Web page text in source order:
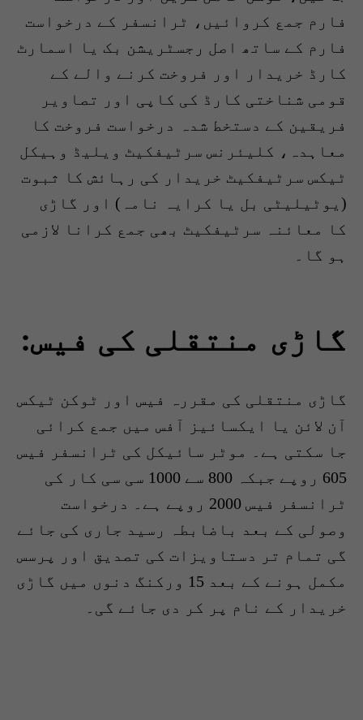
فارم جمع کروائیں، ٹرانسفر کے درخواست
فارم کے ساتھ اصل رجسٹریشن بک یا اسمارٹ
کارڈ خریدار اور فروخت کرنے والے کے
قومی شناختی کارڈ کی کاپی اور تصاویر
فریقین کے دستخط شدہ درخواست فروخت کا
معاہدہ، کلیئرنس سرٹیفکیٹ ویلیڈ وہیکل
ٹیکس سرٹیفکیٹ خریدار کی رہائش کا ثبوت
(یوٹیلیٹی بل یا کرایہ نامہ) اور گاڑی
کا معائنہ سرٹیفکیٹ بھی جمع کرانا لازمی
ہو گا۔
گاڑی منتقلی کی فیس:
گاڑی منتقلی کی مقررہ فیس اور ٹوکن ٹیکس
آن لائن یا ایکسائیز آفس میں جمع کرائی
جا سکتی ہے۔ موٹر سائیکل کی ٹرانسفر فیس
605 روپے جبکہ 800 سے 1000 سی سی کار کی
ٹرانسفر فیس 2000 روپے ہے۔ درخواست
وصولی کے بعد باضابطہ رسید جاری کی جائے
گی تمام تر دستاویزات کی تصدیق اور پرسس
مکمل ہونے کے بعد 15 ورکنگ دنوں میں گاڑی
خریدار کے نام پر کر دی جائے گی۔